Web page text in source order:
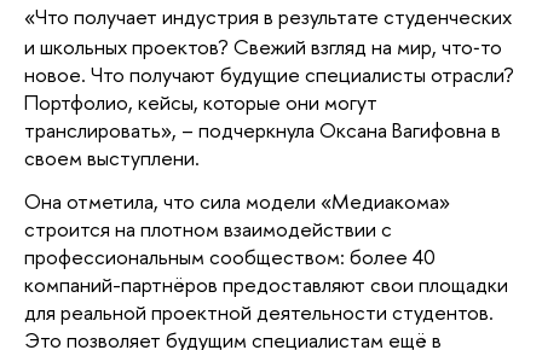
«Что получает индустрия в результате студенческих
и школьных проектов? Свежий взгляд на мир, что‑то
новое. Что получают будущие специалисты отрасли?
Портфолио, кейсы, которые они могут
транслировать», – подчеркнула Оксана Вагифовна в
своем выступлени.
Она отметила, что сила модели «Медиакома»
строится на плотном взаимодействии с
профессиональным сообществом: более 40
компаний-партнёров предоставляют свои площадки
для реальной проектной деятельности студентов.
Это позволяет будущим специалистам ещё в